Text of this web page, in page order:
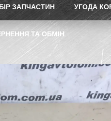
ЗАПЧАСТИН УГОДА
ТА ОБМІН